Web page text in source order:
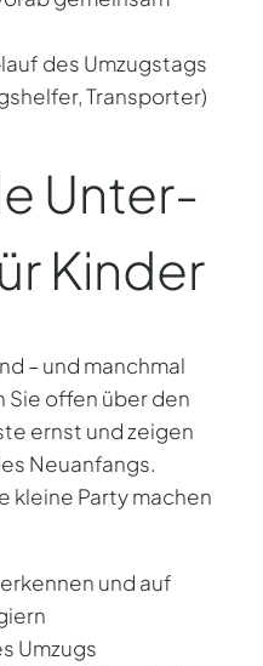
des Umzugstags
Transporter)
Unter­
Kinder
– und manchmal
offen über den
ernst und zeigen
Neuanfangs.
kleine Party machen
und auf
Umzugs